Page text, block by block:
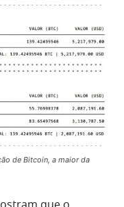
de Bitcoin, a maior da